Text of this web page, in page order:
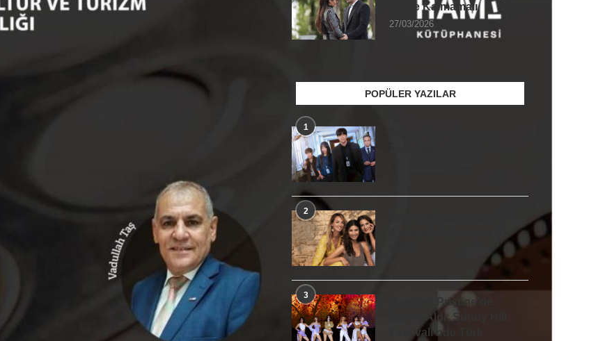
Böyle Kalmamalı
27/03/2026
POPÜLER YAZILAR
1
2
3
Manifest Priştine’de
Sahne Aldı: Sunny Hill
Festivali’nde Türk